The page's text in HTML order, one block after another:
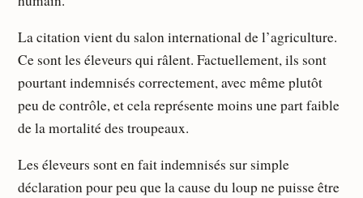
La citation vient du salon international de l’agriculture.
Ce sont les éleveurs qui râlent. Factuellement, ils sont
pourtant indemnisés correctement, avec même plutôt
peu de contrôle, et cela représente moins une part faible
de la mortalité des troupeaux.
Les éleveurs sont en fait indemnisés sur simple
déclaration pour peu que la cause du loup ne puisse être